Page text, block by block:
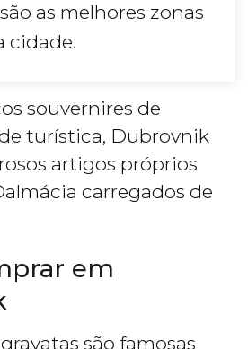
as melhores zonas
cidade.
souvernires de
turística, Dubrovnik
artigos próprios
carregados de
em
gravatas são famosas